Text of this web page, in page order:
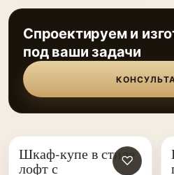
Спроектируем и
под ваши задачи
ШКАФЫ-
КУПЕ НА ЗАКАЗ
♡
Шкаф-купе в стиле
лофт с